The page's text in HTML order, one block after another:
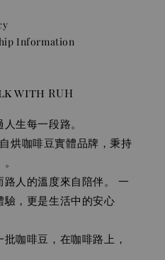
Information
with RUH
生每一段路。
烘咖啡豆實體品牌，秉持
人的溫度來自陪伴。 一
，更是生活中的安心
咖啡豆，在咖啡路上，